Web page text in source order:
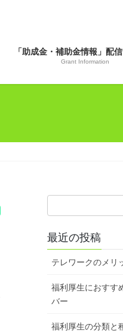
「助成金・補助金情報」配
Grant Information
最近の投稿
テレワークのメリ
福利厚生におすす
バー
福利厚生の分類と